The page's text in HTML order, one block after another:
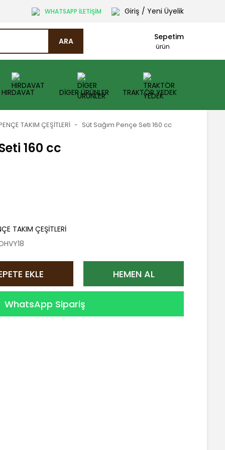
WHATSAPP İLETİŞİM Giriş / Yeni Üyelik
ARA Sepetim
ürün
HIRDAVAT DİGER ÜRÜNLER TRAKTÖR YEDEK
TAKIM ÇEŞİTLERİ Süt Sağım Pençe Seti 160 cc
160 cc
TAKIM ÇEŞİTLERİ
EKLE HEMEN AL
WhatsApp Sipariş